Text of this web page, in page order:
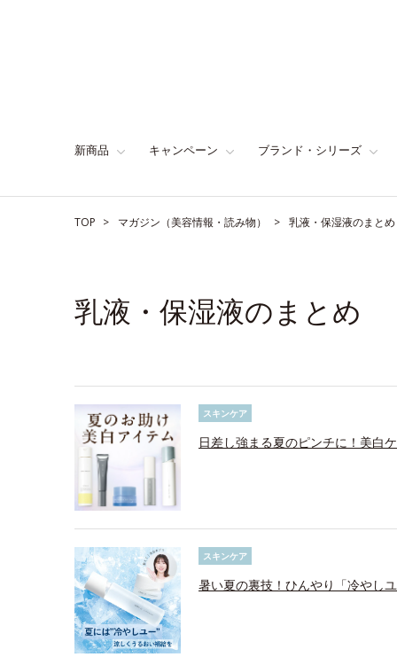
新商品 キャンペーン ブランド・シリーズ
TOP マガジン（美容情報・読み物） 乳液・保湿液のまとめ
乳液・保湿液のまとめ
スキンケア
日差し強まる夏のピンチに！美白
スキンケア
暑い夏の裏技！ひんやり「冷やし